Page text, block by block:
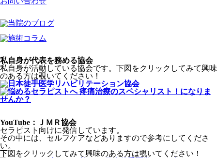
私自身が代表を務める協会
私自身が活動している協会です。下図をクリックしてみて興味
のある方は覗いてください！
YouTube：ＪＭＲ協会
セラピスト向けに発信しています。
その中には、セルフケアなどありますので参考にしてくださ
い。
下図をクリックしてみて興味のある方は覗いてください！